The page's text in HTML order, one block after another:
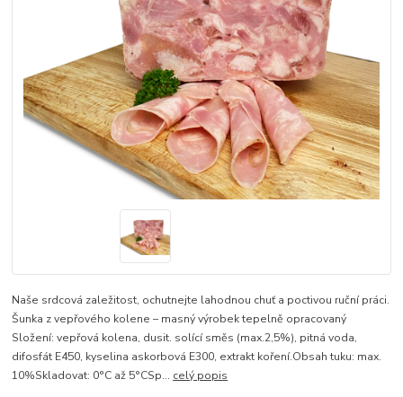
Naše srdcová zaležitost, ochutnejte lahodnou chuť a poctivou ruční práci.
Šunka z vepřového kolene – masný výrobek tepelně opracovaný
Složení: vepřová kolena, dusit. solící směs (max.2,5%), pitná voda,
difosfát E450, kyselina askorbová E300, extrakt koření.Obsah tuku: max.
10%Skladovat: 0°C až 5°CSp... celý popis